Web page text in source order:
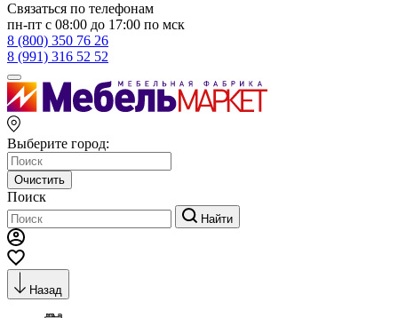
Связаться по телефонам
пн-пт с 08:00 до 17:00 по мск
8 (800) 350 76 26
8 (991) 316 52 52
Выберите город:
Очистить
Поиск
Найти
Назад